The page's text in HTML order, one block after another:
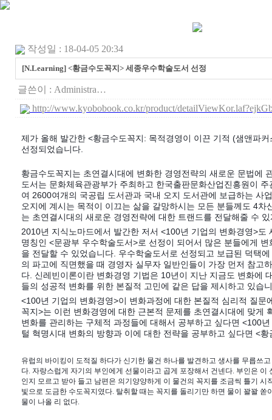
작성일 : 18-04-05 20:34
[N.Learning] <황금수도꼭지> 세종우수학술도서 선정
글쓴이 : Administra…
http://www.kyobobook.co.kr/product/
제가 올해 발간한 <황금수도꼭지: 목적경영이 이끈 기적 (샘앤파
선정되었습니다.
황금수도꼭지는 초연결시대에 변화한 경영전략의 새로운 문법에
도서는 문화체육관광부가 주최하고 한국출판문화산업진흥원이
여 2600여개의 국공립 도서관과 국내 오지 도서관에 보급하는 사
오지에 계시는 목적이 이끄는 삶을 갈망하시는 모든 분들께도 4차
는 초연결시대의 새로운 경영전략에 대한 트랜드를 전달해줄 수
2010년 지식노마드에서 발간한 저서 <100년 기업의 변화경영>도
명칭인 <문광부 우수학술도서>로 선정이 되어서 많은 분들에게
을 전달할 수 있었습니다. 우수학술도서로 선정되고 보급된 덕택
의 파고에 직면했을 때 경영자 실무자 일반인들이 가장 먼저 참고
다. 신레빈이론이란 변화경영 기법은 10년이 지난 지금도 변화에
들의 성공적 변화를 위한 본질적 고민에 같은 답을 제시하고 있습
<100년 기업의 변화경영>이 변화과정에 대한 본질적 심리적 질문
꼭지>는 이런 변화경영에 대한 근본적 문제를 초연결시대에 맞게
변화를 관리하는 구체적 과정들에 대해서 공부하고 싶다면 <100
털 혁명시대 변화의 방향과 이에 대한 전략을 공부하고 싶다면 <
유럽의 바이킹이 도적질 하다가 신기한 물건 하나를 발견하고 생사를 무릅쓰
다. 자랑스럽게 자기의 부인에게 선물이라고 곱게 포장해서 건넨다. 부인은 이
인지 모르고 받아 들고 남편은 의기양양하게 이 물건의 꼭지를 조금씩 틀기 시
빛으로 도금한 수도꼭지였다. 탈취할 때는 꼭지를 돌리기만 하면 물이 꽐꽐 쏟
물이 나올 리 없다.